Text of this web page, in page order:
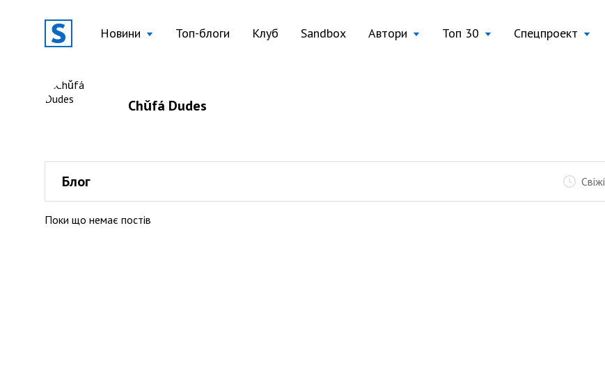
Новини Топ-блоги Клуб Sandbox Автори Топ 30 Спецпроект
Chǔfá Dudes
Блог Свіжі
Поки що немає постів